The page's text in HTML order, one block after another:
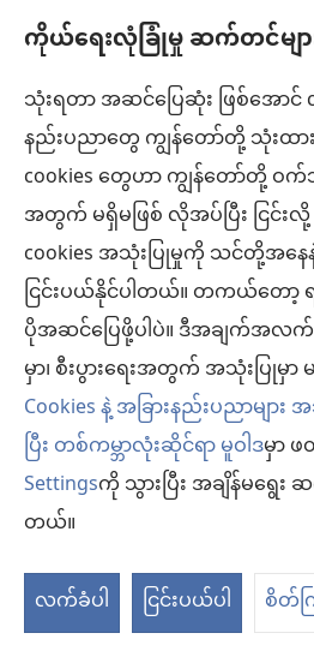
ကိုယ်ရေးလုံခြုံမှု ဆက်တင်မျာ
သုံးရတာ အဆင်ပြေဆုံး ဖြစ်အောင်
နည်းပညာတွေ ကျွန်တော်တို့ သုံးထ
cookies တွေဟာ ကျွန်တော်တို့
အတွက် မရှိမဖြစ် လိုအပ်ပြီး ငြင်း
cookies အသုံးပြုမှုကို သင်တို့အန
ငြင်းပယ်နိုင်ပါတယ်။ တကယ်တေ
ပိုအဆင်ပြေဖို့ပါပဲ။ ဒီအချက်အလက်
မှာ၊ စီးပွားရေးအတွက် အသုံးပြုမှ
Cookies နဲ့ အခြားနည်းပညာမျာ
ပြီး တစ်ကမ္ဘာလုံးဆိုင်ရာ မူဝါဒမှာ
Settingsကို သွားပြီး အချိန်မရွေး
တယ်။
လက်ခံပါ
ငြင်းပယ်ပါ စိတ်က
အခြေအနေနဲ့ပတ်သက်ပြီး လူနာရှင်တွေရဲ့ ဆန္ဒ၊ ဘာ
ပေးဖို့က ဆေးဘက်ဆိုင်ရာကျွမ်းကျင်သူတစ်ဦးချင်း
အကြံပြုချက်အားလုံးဟာ လူနာအားလုံးအတွက် သင့်တေ
ပါလိမ့်မယ်။
လူနာများ– ကျန်းမာရေးအခြေအနေ၊ ကုသနည်းတွ
ဆိုင်ရာကျွမ်းကျင်သူတွေနဲ့ အမြဲဆွေးနွေးပါ။ ကျန်းမ
ပြပါ။
လိုက်နာရန်စည်းကမ်းများနဲ့အညီ ဒီဝက်ဘ်ဆိုက်ကို အသုံ
အသွင်အပြင် ဆက်တင်များ
Copyright© 2026 Watch Tower Bible and
လိုက်နာရန် စည်းကမ်းများ